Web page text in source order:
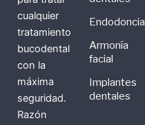
cualquier
tratamiento
bucodental
con la
máxima
seguridad.
Razón
Endodoncia
Armonía
facial
Implantes
dentales